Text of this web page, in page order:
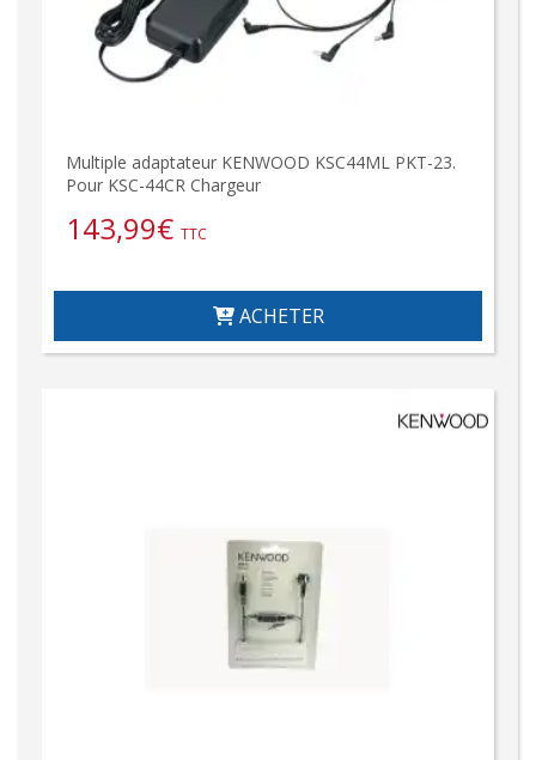
Multiple adaptateur KENWOOD KSC44ML PKT-23.
Pour KSC-44CR Chargeur
143,99€ TTC
ACHETER